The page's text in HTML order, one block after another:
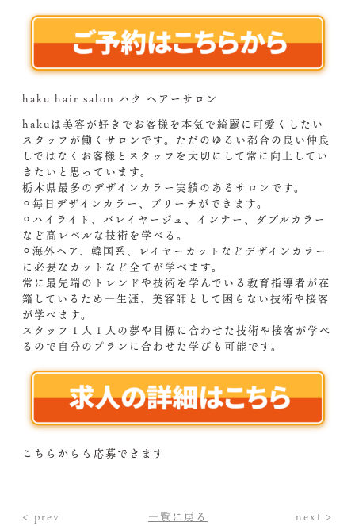
haku hair salon ハク ヘアーサロン
hakuは美容が好きでお客様を本気で綺麗に可愛くしたい
スタッフが働くサロンです。ただのゆるい都合の良い仲良
しではなくお客様とスタッフを大切にして常に向上してい
きたいと思っています。
栃木県最多のデザインカラー実績のあるサロンです。
⚪︎毎日デザインカラー、ブリーチができます。
⚪︎ハイライト、バレイヤージュ、インナー、ダブルカラー
など高レベルな技術を学べる。
⚪︎海外ヘア、韓国系、レイヤーカットなどデザインカラー
に必要なカットなど全てが学べます。
常に最先端のトレンドや技術を学んでいる教育指導者が在
籍しているため一生涯、美容師として困らない技術や接客
が学べます。
スタッフ１人１人の夢や目標に合わせた技術や接客が学べ
るので自分のプランに合わせた学びも可能です。
こちらからも応募できます
< prev 一覧に戻る next >